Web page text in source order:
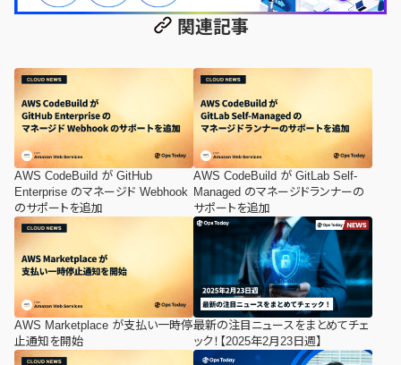
関連記事
AWS CodeBuild が GitHub
Enterprise のマネージド Webhook
のサポートを追加
AWS CodeBuild が GitLab Self-
Managed のマネージドランナーの
サポートを追加
AWS Marketplace が支払い一時停
止通知を開始
最新の注目ニュースをまとめてチェ
ック！【2025年2月23日週】